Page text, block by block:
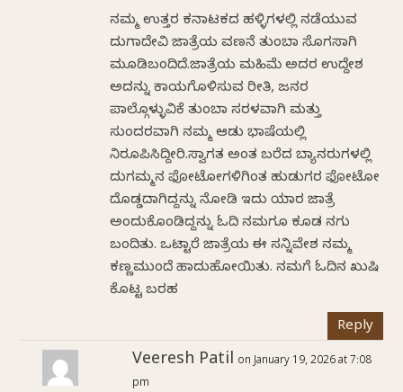
ನಮ್ಮ ಉತ್ತರ ಕರ್ನಾಟಕದ ಹಳ್ಳಿಗಳಲ್ಲಿ ನಡೆಯುವ
ದುರ್ಗಾದೇವಿ ಜಾತ್ರೆಯ ವರ್ಣನೆ ತುಂಬಾ ಸೊಗಸಾಗಿ
ಮೂಡಿಬಂದಿದೆ.ಜಾತ್ರೆಯ ಮಹಿಮೆ ಅದರ ಉದ್ದೇಶ
ಅದನ್ನು ಕಾರ್ಯಗೊಳಿಸುವ ರೀತಿ, ಜನರ
ಪಾಲ್ಗೊಳ್ಳುವಿಕೆ ತುಂಬಾ ಸರಳವಾಗಿ ಮತ್ತು
ಸುಂದರವಾಗಿ ನಮ್ಮ ಆಡು ಭಾಷೆಯಲ್ಲಿ
ನಿರೂಪಿಸಿದ್ದೀರಿ.ಸ್ವಾಗತ ಅಂತ ಬರೆದ ಬ್ಯಾನರುಗಳಲ್ಲಿ
ದುರ್ಗಮ್ಮನ ಫೋಟೋಗಳಿಗಿಂತ ಹುಡುಗರ ಫೋಟೋ
ದೊಡ್ಡದಾಗಿದ್ದನ್ನು ನೋಡಿ ಇದು ಯಾರ ಜಾತ್ರೆ
ಅಂದುಕೊಂಡಿದ್ದನ್ನು ಓದಿ ನಮಗೂ ಕೂಡ ನಗು
ಬಂದಿತು. ಒಟ್ಟಾರೆ ಜಾತ್ರೆಯ ಈ ಸನ್ನಿವೇಶ ನಮ್ಮ
ಕಣ್ಣಮುಂದೆ ಹಾದುಹೋಯಿತು. ನಮಗೆ ಓದಿನ ಖುಷಿ
ಕೊಟ್ಟ ಬರಹ
Reply
Veeresh Patil on January 19, 2026 at 7:08
pm